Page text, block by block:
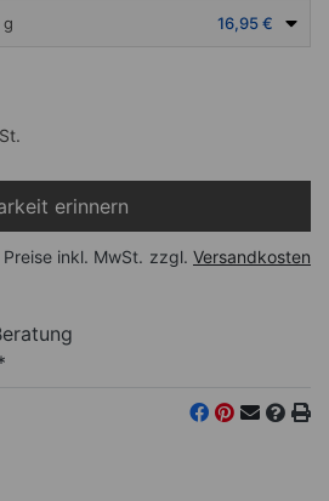
g 16,95 €
erinnern
Preise inkl. MwSt. zzgl. Versandkosten